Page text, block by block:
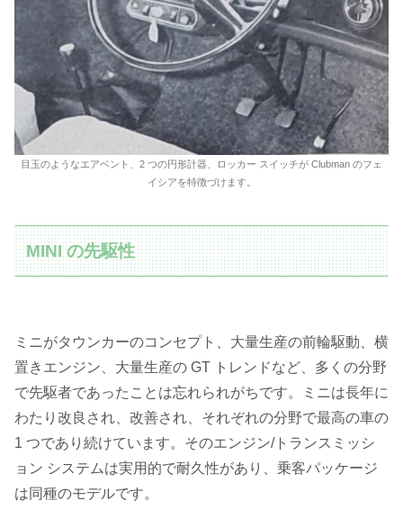
目玉のようなエアベント、2 つの円形計器、ロッカー スイッチが Clubman のフェ
イシアを特徴づけます。
MINI の先駆性
ミニがタウンカーのコンセプト、大量生産の前輪駆動、横
置きエンジン、大量生産の GT トレンドなど、多くの分野
で先駆者であったことは忘れられがちです。ミニは長年に
わたり改良され、改善され、それぞれの分野で最高の車の
1 つであり続けています。そのエンジン/トランスミッシ
ョン システムは実用的で耐久性があり、乗客パッケージ
は同種のモデルです。